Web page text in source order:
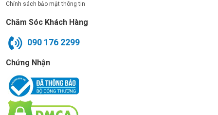
Chính sách bảo mật thông tin
Chăm Sóc Khách Hàng
090 176 2299
Chứng Nhận